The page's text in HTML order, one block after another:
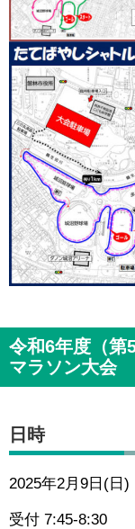
令和6年度（第
マラソン大会
日時
2025年2月9日(日)
受付 7:45-8:30